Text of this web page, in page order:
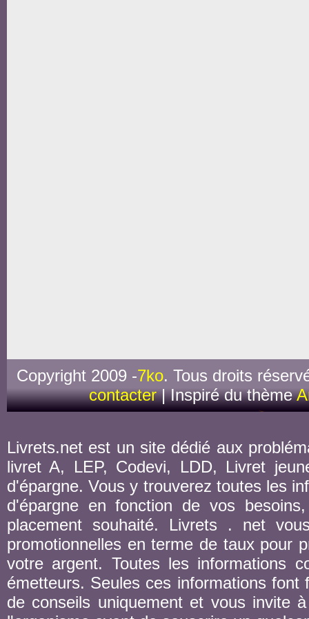
Copyright 2009 -7ko. Tous droits
contacter| Inspiré du thème
Livrets.net est un site dédié aux
livret A, LEP, Codevi, LDD, Livret
d'épargne. Vous y trouverez toutes les
d'épargne en fonction de vos
placement souhaité. Livrets . net
promotionnelles en terme de taux pour
votre argent. Toutes les informations
émetteurs. Seules ces informations
de conseils uniquement et vous invite